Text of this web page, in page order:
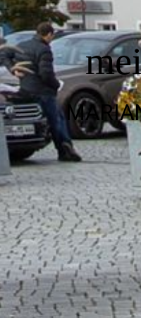
MO-torsport.com
Unternehmensphilosophie
News
Leihsysteme Hörversorgung
Aktionen